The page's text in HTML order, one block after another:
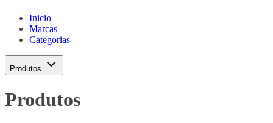
Inicio
Marcas
Categorias
Produtos
Produtos